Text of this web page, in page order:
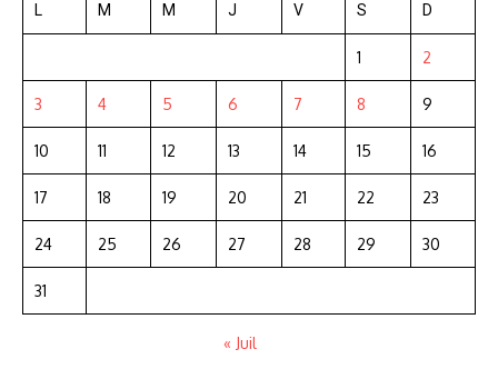
L M M J V S D
1 2
3 4 5 6 7 8 9
10 11 12 13 14 15 16
17 18 19 20 21 22 23
24 25 26 27 28 29 30
31
« Juil